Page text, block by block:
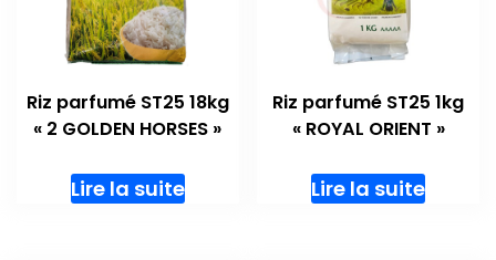
Riz parfumé ST25 18kg
« 2 GOLDEN HORSES »
Lire la suite
Riz parfumé ST25 1kg
« ROYAL ORIENT »
Lire la suite